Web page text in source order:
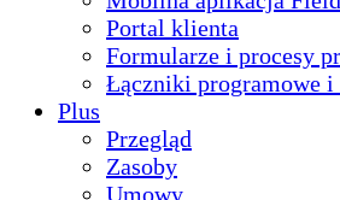
Portal klienta
Formularze i procesy
Łączniki programowe
Plus
Przegląd
Zasoby
Umowy